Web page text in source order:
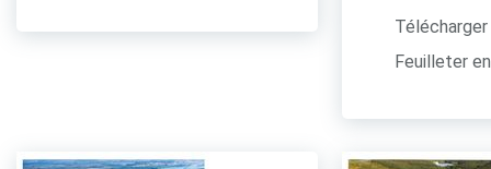
Feuilleter